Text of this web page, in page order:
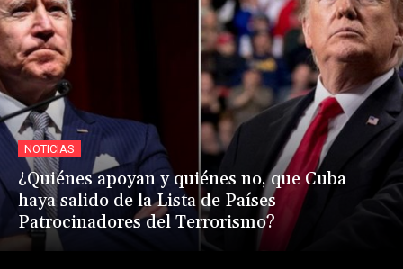
NOTICIAS
¿Quiénes apoyan y quiénes no, que Cuba
haya salido de la Lista de Países
Patrocinadores del Terrorismo?